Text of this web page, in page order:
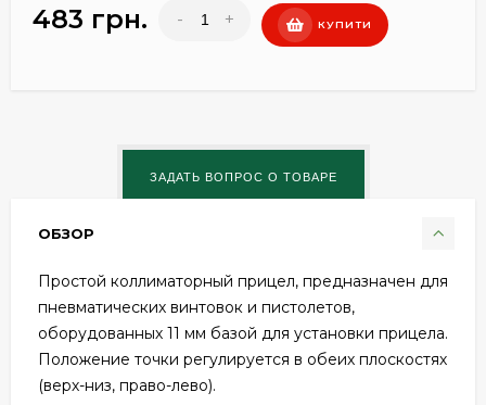
483 грн. - + КУПИТИ
ОБЗОР
Простой коллиматорный прицел, предназначен для
пневматических винтовок и пистолетов,
оборудованных 11 мм базой для установки прицела.
Положение точки регулируется в обеих плоскостях
(верх-низ, право-лево).